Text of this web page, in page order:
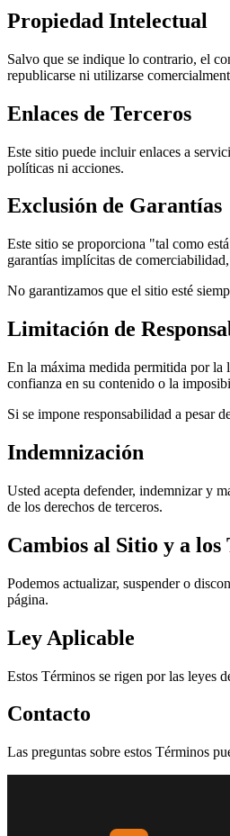
Propiedad Intelectual
Salvo que se indique lo contrario, el
republicarse ni utilizarse
Enlaces de Terceros
Este sitio puede incluir enlaces a
políticas ni acciones.
Exclusión de Garantías
Este sitio se proporciona "tal como
garantías implícitas de
No garantizamos que el sitio esté
Limitación de
En la máxima medida permitida por la
confianza en su contenido o la
Si se impone responsabilidad a pesar
Indemnización
Usted acepta defender, indemnizar y
de los derechos de terceros.
Cambios al Sitio y a los
Podemos actualizar, suspender o
página.
Ley Aplicable
Estos Términos se rigen por las leyes
Contacto
Las preguntas sobre estos Términos